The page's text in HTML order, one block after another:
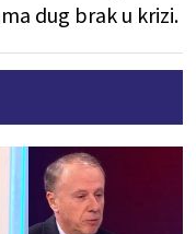
dug brak u krizi.